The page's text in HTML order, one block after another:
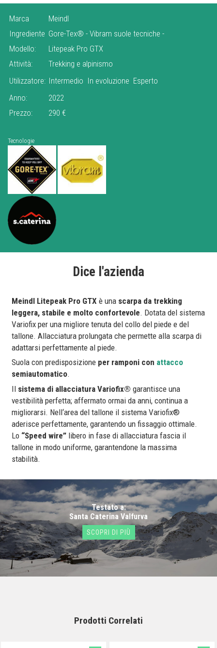
Marca
Meindl
Ingrediente Gore-Tex® - Vibram suole tecniche -
Modello:
Litepeak Pro GTX
Attività:
Trekking e alpinismo
Utilizzatore: Intermedio In evoluzione Esperto
Anno:
2022
Prezzo:
290 €
Tecnologie
Dice l'azienda
Meindl Litepeak Pro GTX è una scarpa da trekking
leggera, stabile e molto confortevole. Dotata del sistema
Variofix per una migliore tenuta del collo del piede e del
tallone. Allacciatura prolungata che permette alla scarpa di
adattarsi perfettamente al piede.
Suola con predisposizione per ramponi con attacco
semiautomatico.
Il sistema di allacciatura Variofix® garantisce una
vestibilità perfetta; affermato ormai da anni, continua a
migliorarsi. Nell‘area del tallone il sistema Variofix®
aderisce perfettamente, garantendo un fissaggio ottimale.
Lo “Speed wire” libero in fase di allacciatura fascia il
tallone in modo uniforme, garantendone la massima
stabilità.
Testato a:
Santa Caterina Valfurva
SCOPRI DI PIÙ
Prodotti Correlati